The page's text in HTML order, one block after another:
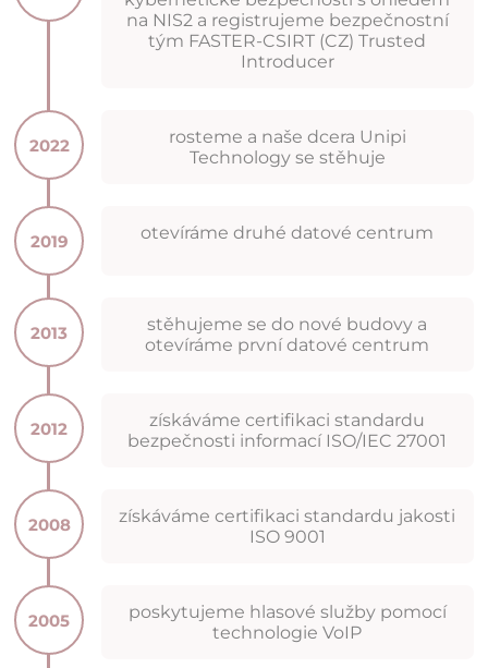
na NIS2 a registrujeme bezpečnostní
tým FASTER-CSIRT (CZ) Trusted
Introducer
2022
rosteme a naše dcera Unipi
Technology se stěhuje
2019 otevíráme druhé datové centrum
2013
stěhujeme se do nové budovy a
otevíráme první datové centrum
2012
získáváme certifikaci standardu
bezpečnosti informací ISO/IEC 27001
2008
získáváme certifikaci standardu jakosti
ISO 9001
2005
poskytujeme hlasové služby pomocí
technologie VoIP